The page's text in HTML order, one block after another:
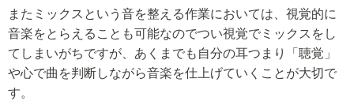
またミックスという音を整える作業においては、視覚的に
音楽をとらえることも可能なのでつい視覚でミックスをし
てしまいがちですが、あくまでも自分の耳つまり「聴覚」
や心で曲を判断しながら音楽を仕上げていくことが大切で
す。